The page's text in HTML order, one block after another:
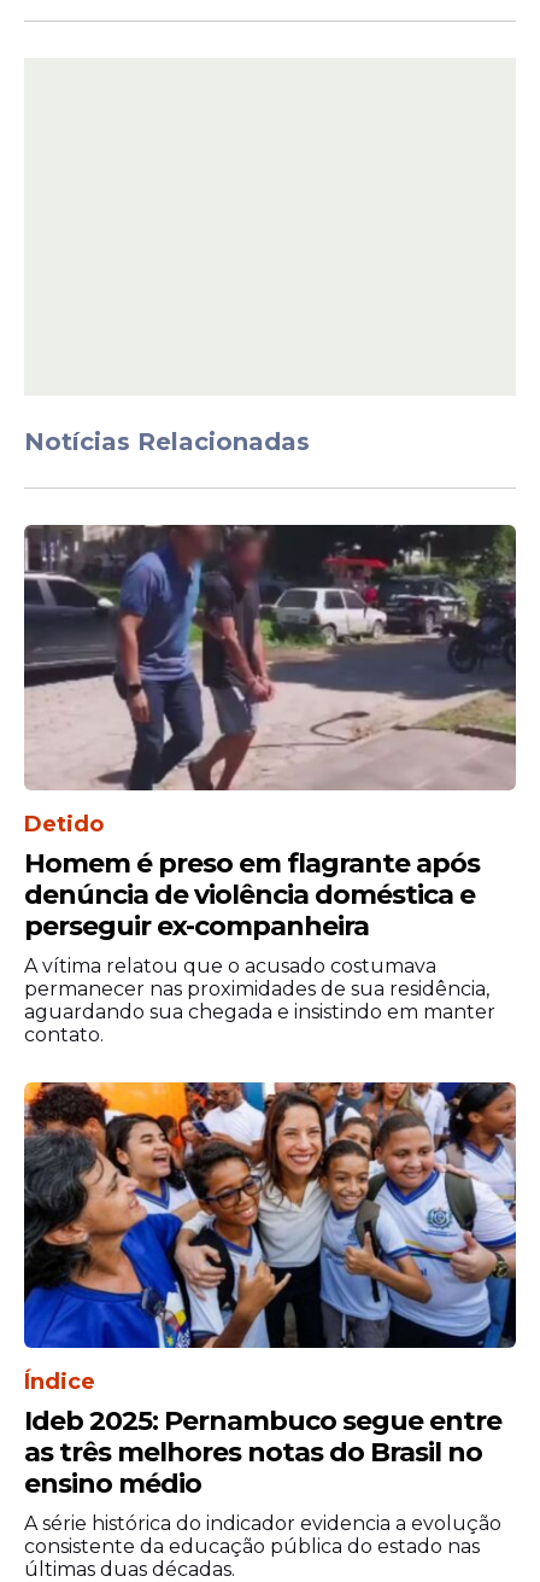
Notícias Relacionadas
Detido
Homem é preso em flagrante após
denúncia de violência doméstica e
perseguir ex-companheira
A vítima relatou que o acusado costumava
permanecer nas proximidades de sua residência,
aguardando sua chegada e insistindo em manter
contato.
Índice
Ideb 2025: Pernambuco segue entre
as três melhores notas do Brasil no
ensino médio
A série histórica do indicador evidencia a evolução
consistente da educação pública do estado nas
últimas duas décadas.